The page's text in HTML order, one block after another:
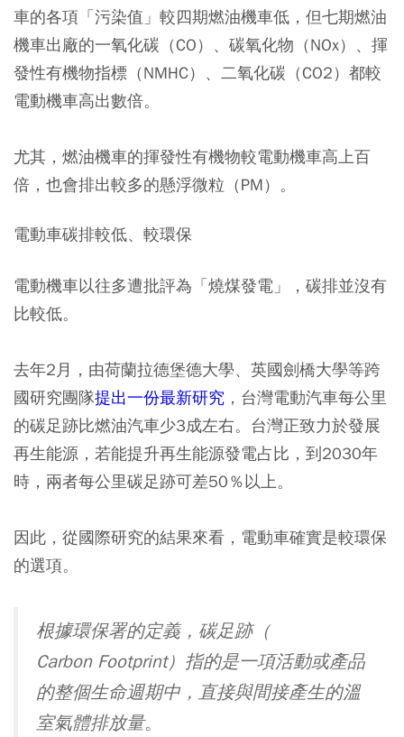
車的各項「污染值」較四期燃油機車低，但七期燃油
機車出廠的一氧化碳（CO）、碳氧化物（NOx）、揮
發性有機物指標（NMHC）、二氧化碳（CO2）都較
電動機車高出數倍。
尤其，燃油機車的揮發性有機物較電動機車高上百
倍，也會排出較多的懸浮微粒（PM）。
電動車碳排較低、較環保
電動機車以往多遭批評為「燒煤發電」，碳排並沒有
比較低。
去年2月，由荷蘭拉德堡德大學、英國劍橋大學等跨
國研究團隊提出一份最新研究 ，台灣電動汽車每公里
的碳足跡比燃油汽車少3成左右。台灣正致力於發展
再生能源，若能提升再生能源發電占比，到2030年
時，兩者每公里碳足跡可差50％以上。
因此，從國際研究的結果來看，電動車確實是較環保
的選項。
根據環保署的定義，碳足跡（
Carbon Footprint）指的是一項活動或產品
的整個生命週期中，直接與間接產生的溫
室氣體排放量。